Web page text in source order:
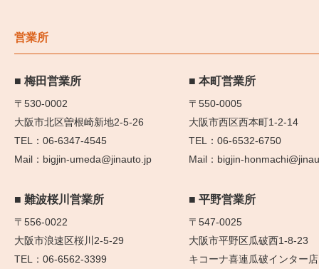
営業所
梅田営業所
〒530-0002
大阪市北区曽根崎新地2-5-26
06-6347-4545
bigjin-umeda@jinauto.jp
本町営業所
〒550-0005
大阪市西区西本町1-2-14
06-6532-6750
bigjin-
難波桜川営業所
〒556-0022
大阪市浪速区桜川2-5-29
06-6562-3399
平野営業所
〒547-0025
大阪市平野区瓜破西1-8-23
キコーナ喜連瓜破インター店